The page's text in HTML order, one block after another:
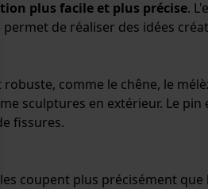
plus facile et plus précise.
de réaliser des idées
comme le chêne, le
sculptures en extérieur. Le pin
fissures.
coupent plus précisément que